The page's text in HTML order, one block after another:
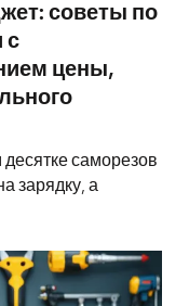
советы по
с
цены,
саморезов
зарядку, а